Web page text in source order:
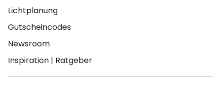
Lichtplanung
Gutscheincodes
Newsroom
Inspiration | Ratgeber